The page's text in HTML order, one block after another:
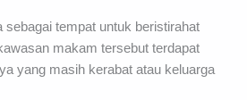
sebagai tempat untuk beristirahat
makam tersebut terdapat
yang masih kerabat atau keluarga